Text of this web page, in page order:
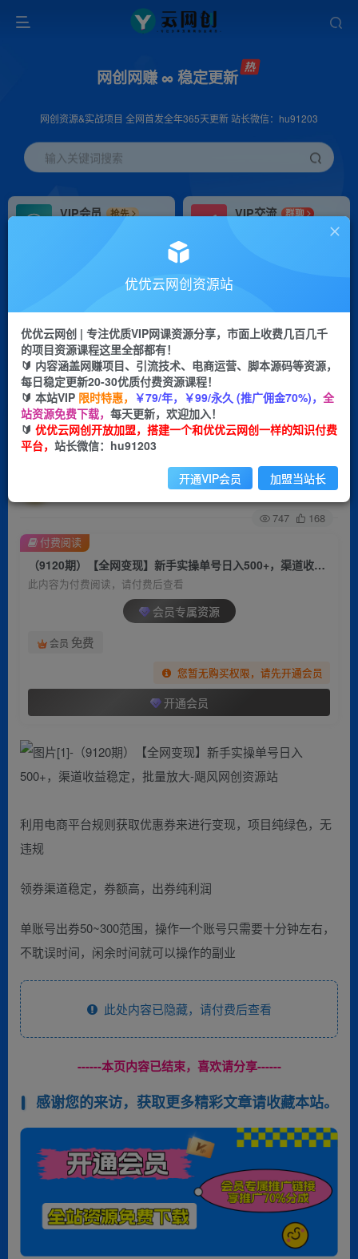
网创网赚 ∞ 稳定更新
网创资源&实战项目 全网首发全年365天更新 站长微信：hu91203
输入关键词搜索
VIP会员
抢先
VIP交流
群聊
研究探讨更多创业项目路子。
会员专属推广链接
挂机 项目
脚本卡密
APP下载
GO
首页 创业课程 会员专属 正文
（9120期）【全网变现】新手实操单号日入
500+，渠道收益稳定，批量放大
关注 私信
747 168
（9120期）【全网变现】新手实操单号日入500+，渠道收益稳定，批量放大
此内容为付费阅读，请付费后查看
会员专属资源
会员 免费
您暂无购买权限，请先开通会员
开通会员
付费阅读
利用电商平台规则获取优惠券来进行变现，项目纯绿色，无
违规
领券渠道稳定，券额高，出券纯利润
单账号出券50~300范围，操作一个账号只需要十分钟左右，
不耽误时间，闲余时间就可以操作的副业
此处内容已隐藏，请付费后查看
------本页内容已结束，喜欢请分享------
感谢您的来访，获取更多精彩文章请收藏本站。
优优云网创资源站
优优云网创 | 专注优质VIP网课资源分享，市面上收费几百几千
的项目资源课程这里全部都有！
🔰 内容涵盖网赚项目、引流技术、电商运营、脚本源码等资源，
每日稳定更新20-30优质付费资源课程！
🔰 本站VIP 限时特惠， ￥79/年，￥99/永久 (推广佣金70%)， 全
站资源免费下载， 每天更新，欢迎加入！
🔰 优优云网创开放加盟，搭建一个和优优云网创一样的知识付费
平台， 站长微信：hu91203
开通VIP会员 加盟当站长